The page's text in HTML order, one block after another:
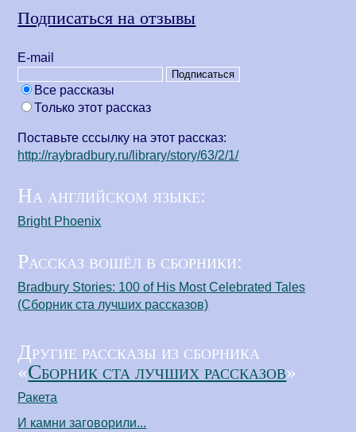
Подписаться на отзывы
Е-mail
Все рассказы
Только этот рассказ
Поставьте сссылку на этот рассказ:
http://raybradbury.ru/library/story/63/2/1/
На английском языке:
Bright Phoenix
Рассказ вошёл в сборники:
Bradbury Stories: 100 of His Most Celebrated Tales
(Сборник ста лучших рассказов)
Другие рассказы из сборника
«Сборник ста лучших рассказов»
Ракета
И камни заговорили...